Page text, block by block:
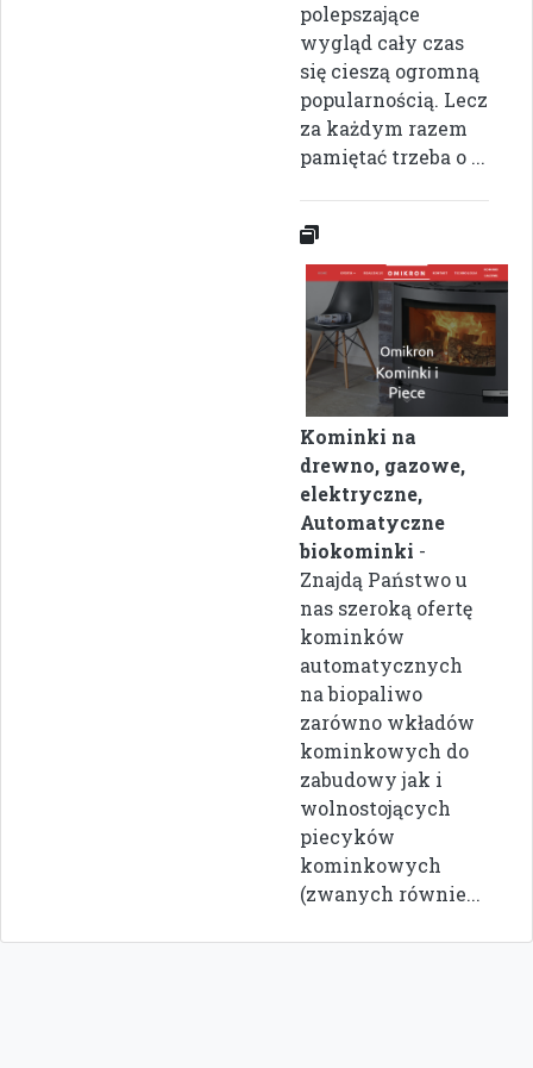
polepszające
wygląd cały czas
się cieszą ogromną
popularnością. Lecz
za każdym razem
pamiętać trzeba o ...
Kominki na
drewno, gazowe,
elektryczne,
Automatyczne
biokominki -
Znajdą Państwo u
nas szeroką ofertę
kominków
automatycznych
na biopaliwo
zarówno wkładów
kominkowych do
zabudowy jak i
wolnostojących
piecyków
kominkowych
(zwanych równie...